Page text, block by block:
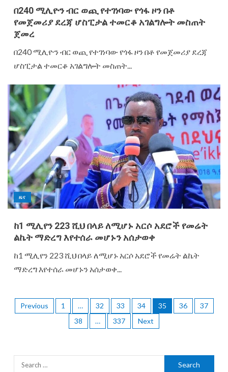
በ240 ሚሊዮን ብር ወጪ የተገነባው የጎፋ ዞን በቶ
የመጀመሪያ ደረጃ ሆስፒታል ተመርቆ አገልግሎት መስጠት
ጀመረ
በ240 ሚሊዮን ብር ወጪ የተገነባው የጎፋ ዞን በቶ የመጀመሪያ ደረጃ
ሆስፒታል ተመርቆ አገልግሎት መስጠት...
ዜና
ከ1 ሚሊየን 223 ሺህ በላይ ለሚሆኑ አርሶ አደሮች የመሬት
ልኬት ማድረግ እየተሰራ መሆኑን አሰታወቀ
ከ1 ሚሊየን 223 ሺህ በላይ ለሚሆኑ አርሶ አደሮች የመሬት ልኬት
ማድረግ እየተሰራ መሆኑን አሰታወቀ...
Previous 1 … 32 33 34 35 36
37
38
… 337 Next